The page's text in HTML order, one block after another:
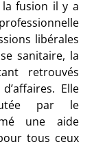
la fusion il y a
libérales
sanitaire, la
retrouvés
Elle
par le
une aide
tous ceux